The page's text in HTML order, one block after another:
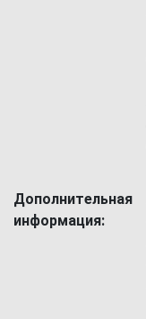
Дополнительная
информация: